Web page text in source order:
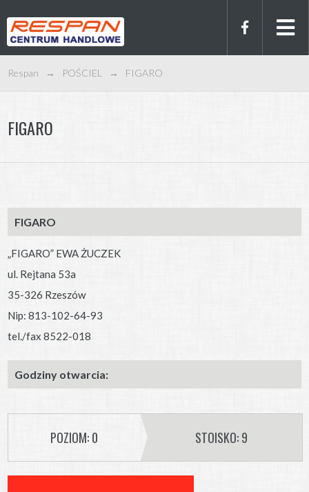
Respan → POŚCIEL → FIGARO
FIGARO
FIGARO
„FIGARO” EWA ŻUCZEK
ul. Rejtana 53a
35-326 Rzeszów
Nip: 813-102-64-93
tel./fax 8522-018
Godziny otwarcia:
POZIOM: 0 STOISKO: 9